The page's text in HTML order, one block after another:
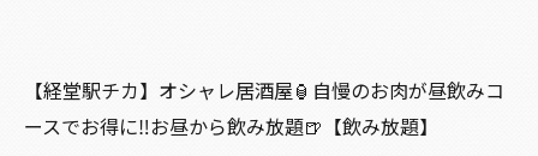
【経堂駅チカ】オシャレ居酒屋🏮自慢のお肉が昼飲みコ
ースでお得に‼️お昼から飲み放題🍺【飲み放題】